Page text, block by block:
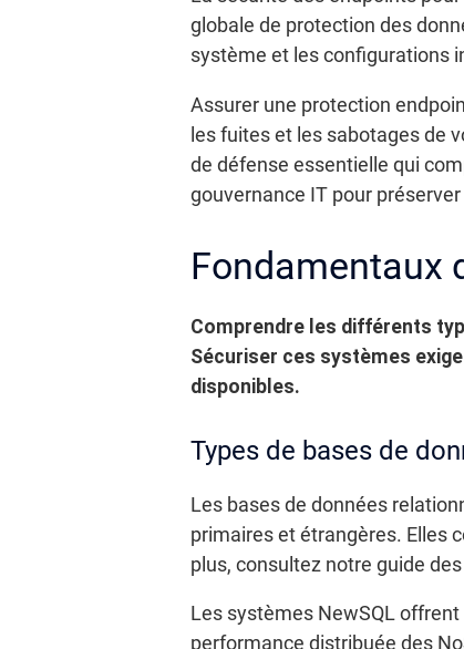
globale de protection des
système et les configurations
Assurer une protection
les fuites et les sabotages de
de défense essentielle qui
gouvernance IT pour
Fondamentaux
Comprendre les différents
Sécuriser ces systèmes
disponibles.
Types de bases de
Les bases de données
primaires et étrangères. Elles
plus, consultez notre guide des
Les systèmes NewSQL
performance distribuée des